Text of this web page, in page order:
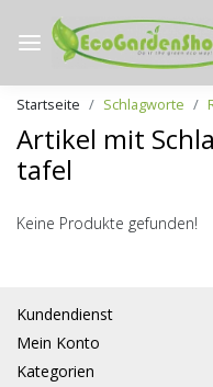
Startseite Schlagworte
Artikel mit
tafel
Keine Produkte gefunden!
Kundendienst
Mein Konto
Kategorien